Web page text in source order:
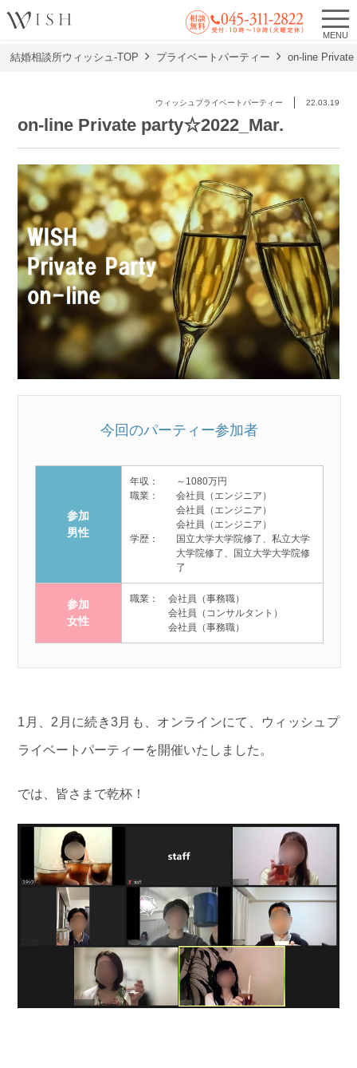
MENU
結婚相談所ウィッシュ-TOP プライベートパーティー on-line
ウィッシュプライベートパーティー 22.03.19
on-line Private party☆2022_Mar.
今回のパーティー参加者
参加
男性
年収：
～1080万円
職業：
会社員（エンジニア）
会社員（エンジニア）
会社員（エンジニア）
学歴：
国立大学大学院修了、私立大学
大学院修了、国立大学大学院修
了
参加
女性
職業：
会社員（事務職）
会社員（コンサルタント）
会社員（事務職）
1月、2月に続き3月も、オンラインにて、ウィッシュプ
ライベートパーティーを開催いたしました。
では、皆さまで乾杯！